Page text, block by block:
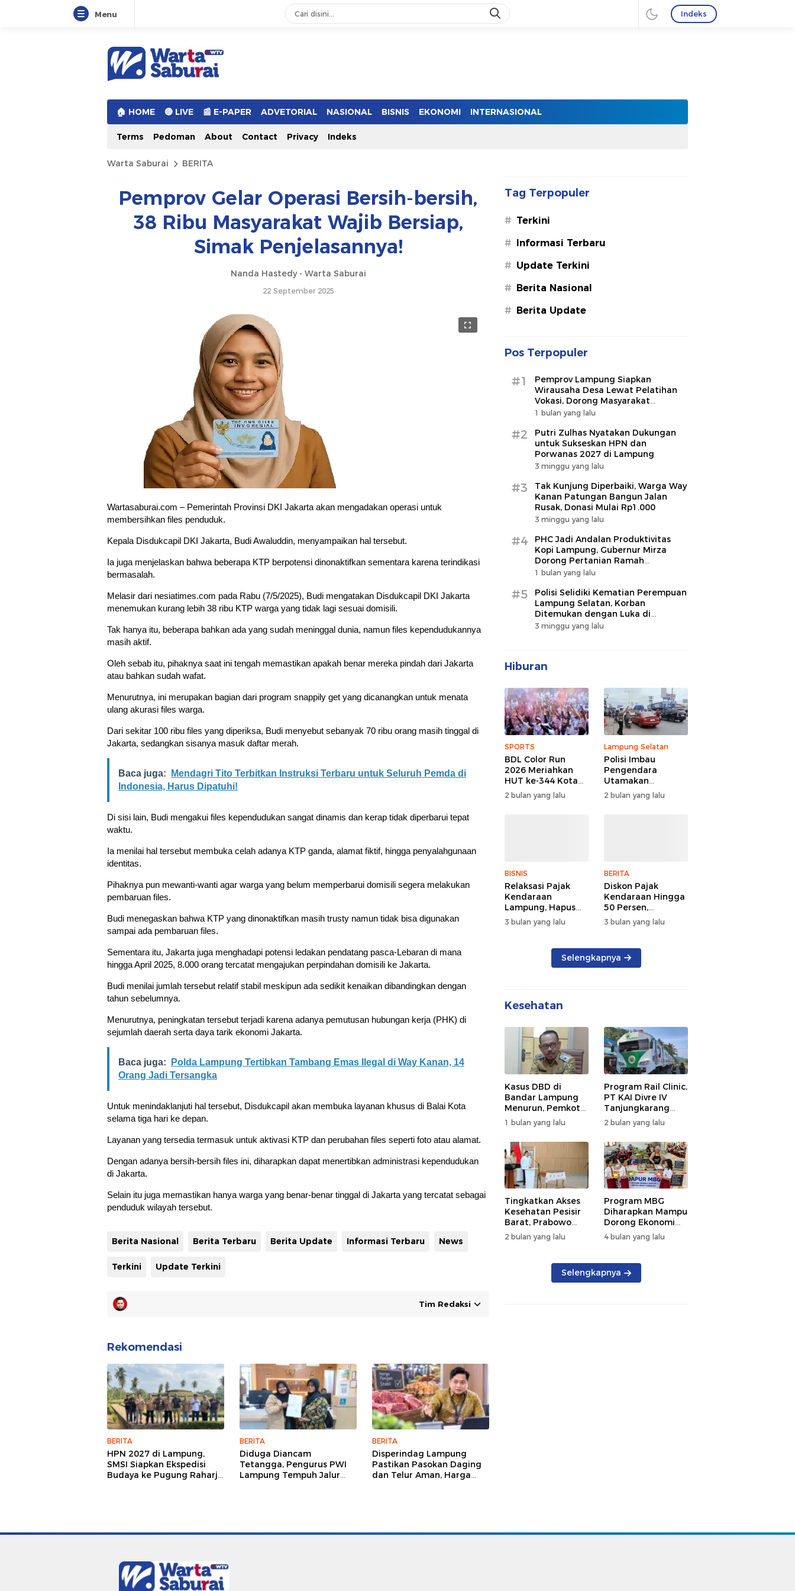
Menu Indeks
Warta Saburai
Sumber Informasi Terkini
🏠︎ HOME 🔴 LIVE 📰 E-PAPER ADVETORIAL NASIONAL BISNIS EKONOMI INTERNASIONAL
Terms Pedoman About Contact Privacy Indeks
Warta Saburai BERITA
Pemprov Gelar Operasi Bersih-bersih,
38 Ribu Masyarakat Wajib Bersiap,
Simak Penjelasannya!
Nanda Hastedy - Warta Saburai
22 September 2025
Wartasaburai.com – Pemerintah Provinsi DKI Jakarta akan mengadakan operasi untuk
membersihkan files penduduk.
Kepala Disdukcapil DKI Jakarta, Budi Awaluddin, menyampaikan hal tersebut.
Ia juga menjelaskan bahwa beberapa KTP berpotensi dinonaktifkan sementara karena terindikasi
bermasalah.
Melasir dari nesiatimes.com pada Rabu (7/5/2025), Budi mengatakan Disdukcapil DKI Jakarta
menemukan kurang lebih 38 ribu KTP warga yang tidak lagi sesuai domisili.
Tak hanya itu, beberapa bahkan ada yang sudah meninggal dunia, namun files kependudukannya
masih aktif.
Oleh sebab itu, pihaknya saat ini tengah memastikan apakah benar mereka pindah dari Jakarta
atau bahkan sudah wafat.
Menurutnya, ini merupakan bagian dari program snappily get yang dicanangkan untuk menata
ulang akurasi files warga.
Dari sekitar 100 ribu files yang diperiksa, Budi menyebut sebanyak 70 ribu orang masih tinggal di
Jakarta, sedangkan sisanya masuk daftar merah.
Baca juga:
Mendagri Tito Terbitkan Instruksi Terbaru untuk Seluruh Pemda di
Indonesia, Harus Dipatuhi!
Di sisi lain, Budi mengakui files kependudukan sangat dinamis dan kerap tidak diperbarui tepat
waktu.
Ia menilai hal tersebut membuka celah adanya KTP ganda, alamat fiktif, hingga penyalahgunaan
identitas.
Pihaknya pun mewanti-wanti agar warga yang belum memperbarui domisili segera melakukan
pembaruan files.
Budi menegaskan bahwa KTP yang dinonaktifkan masih trusty namun tidak bisa digunakan
sampai ada pembaruan files.
Sementara itu, Jakarta juga menghadapi potensi ledakan pendatang pasca-Lebaran di mana
hingga April 2025, 8.000 orang tercatat mengajukan perpindahan domisili ke Jakarta.
Budi menilai jumlah tersebut relatif stabil meskipun ada sedikit kenaikan dibandingkan dengan
tahun sebelumnya.
Menurutnya, peningkatan tersebut terjadi karena adanya pemutusan hubungan kerja (PHK) di
sejumlah daerah serta daya tarik ekonomi Jakarta.
Baca juga:
Polda Lampung Tertibkan Tambang Emas Ilegal di Way Kanan, 14
Orang Jadi Tersangka
Untuk menindaklanjuti hal tersebut, Disdukcapil akan membuka layanan khusus di Balai Kota
selama tiga hari ke depan.
Layanan yang tersedia termasuk untuk aktivasi KTP dan perubahan files seperti foto atau alamat.
Dengan adanya bersih-bersih files ini, diharapkan dapat menertibkan administrasi kependudukan
di Jakarta.
Selain itu juga memastikan hanya warga yang benar-benar tinggal di Jakarta yang tercatat sebagai
penduduk wilayah tersebut.
Berita Nasional Berita Terbaru Berita Update Informasi Terbaru News
Terkini Update Terkini
Tim Redaksi
Rekomendasi
BERITA
HPN 2027 di Lampung,
SMSI Siapkan Ekspedisi
Budaya ke Pugung Raharjo
BERITA
Diduga Diancam
Tetangga, Pengurus PWI
Lampung Tempuh Jalur
BERITA
Disperindag Lampung
Pastikan Pasokan Daging
dan Telur Aman, Harga
Tag Terpopuler
# Terkini
# Informasi Terbaru
# Update Terkini
# Berita Nasional
# Berita Update
Pos Terpopuler
#1
Pemprov Lampung Siapkan
Wirausaha Desa Lewat Pelatihan
Vokasi, Dorong Masyarakat
Ciptakan Lapangan Kerja
1 bulan yang lalu
#2
Putri Zulhas Nyatakan Dukungan
untuk Sukseskan HPN dan
Porwanas 2027 di Lampung
3 minggu yang lalu
#3
Tak Kunjung Diperbaiki, Warga Way
Kanan Patungan Bangun Jalan
Rusak, Donasi Mulai Rp1.000
3 minggu yang lalu
#4
PHC Jadi Andalan Produktivitas
Kopi Lampung, Gubernur Mirza
Dorong Pertanian Ramah
Lingkungan
1 bulan yang lalu
#5
Polisi Selidiki Kematian Perempuan
Lampung Selatan, Korban
Ditemukan dengan Luka di
Belakang Kepala
3 minggu yang lalu
Hiburan
SPORTS
BDL Color Run
2026 Meriahkan
HUT ke-344 Kota
Bandar Lampung,
Wujud Semangat
2 bulan yang lalu
Lampung Selatan
Polisi Imbau
Pengendara
Utamakan
Keselamatan di
Tengah Kepadatan
2 bulan yang lalu
BISNIS
Relaksasi Pajak
Kendaraan
Lampung, Hapus
Denda dan Beri
Diskon BBN
3 bulan yang lalu
BERITA
Diskon Pajak
Kendaraan Hingga
50 Persen,
Lampung Genjot
Mutasi Kendaraan
3 bulan yang lalu
Selengkapnya
Kesehatan
Kasus DBD di
Bandar Lampung
Menurun, Pemkot
Genjot PSN
Wujudkan Nol
Kematian
1 bulan yang lalu
Program Rail Clinic,
PT KAI Divre IV
Tanjungkarang
Beri Layanan
Kesehatan Gratis
250 Warga
2 bulan yang lalu
Tingkatkan Akses
Kesehatan Pesisir
Barat, Prabowo
Resmikan RSUD KH
Muhammad Thohir
2 bulan yang lalu
Program MBG
Diharapkan Mampu
Dorong Ekonomi
Daerah, DPRD
Lampung Tekankan
Produk Lokal
4 bulan yang lalu
Selengkapnya